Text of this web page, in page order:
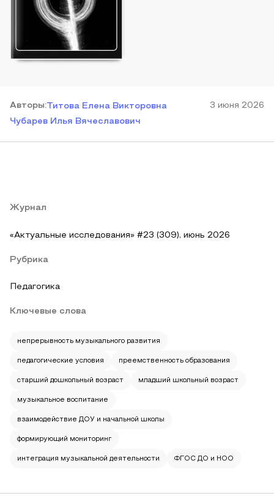
Авторы:Титова Елена Викторовна
Чубарев Илья Вячеславович
3 июня 2026
Журнал
«Актуальные исследования» #23 (309), июнь 2026
Рубрика
Педагогика
Ключевые слова
непрерывность музыкального развития
педагогические условия преемственность образования
старший дошкольный возраст младший школьный возраст
музыкальное воспитание
взаимодействие ДОУ и начальной школы
формирующий мониторинг
интеграция музыкальной деятельности ФГОС ДО и НОО